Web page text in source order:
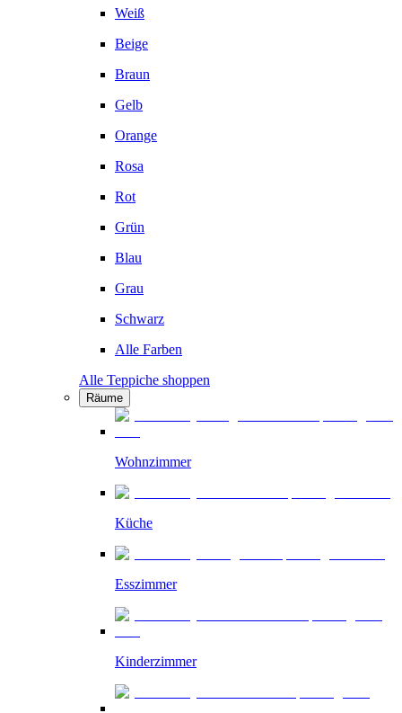
Weiß
Beige
Braun
Gelb
Orange
Rosa
Rot
Grün
Blau
Grau
Schwarz
Alle Farben
Alle Teppiche shoppen
Räume
Wohnzimmer
Küche
Esszimmer
Kinderzimmer